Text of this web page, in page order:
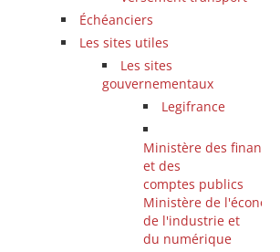
Échéanciers
Les sites utiles
Les sites
gouvernementaux
Legifrance
Ministère des
et des
comptes publics
Ministère de
de l'industrie et
du numérique